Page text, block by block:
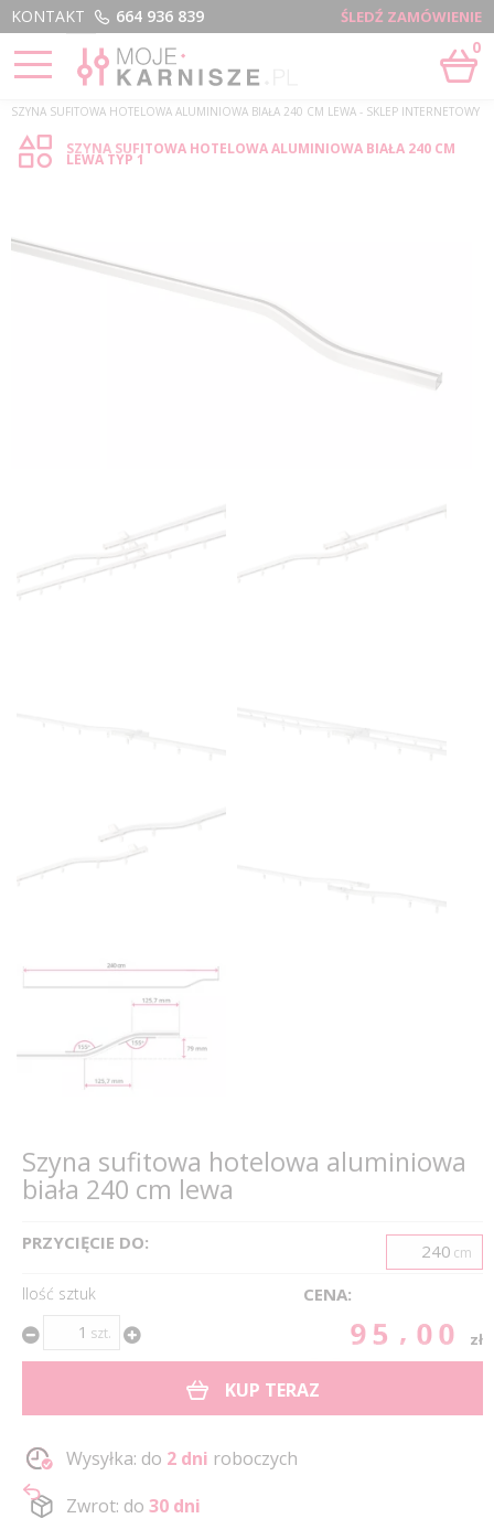
Menu
KONTAKT ŚLEDŹ ZAMÓWIENIE
664 936 839
0
STRONA GŁÓWNA
›
SZYNA SUFITOWA HOTELOWA ALUMINIOWA BIAŁA 240 CM LEWA - SKLEP INTERNETOWY
SZYNA SUFITOWA HOTELOWA ALUMINIOWA BIAŁA 240 CM
LEWA TYP 1
Szyna sufitowa hotelowa aluminiowa
biała 240 cm lewa
PRZYCIĘCIE DO: cm
Ilość sztuk
szt.
CENA:
95.00 zł
KUP TERAZ
Wysyłka: do 2 dni roboczych
Zwrot: do 30 dni